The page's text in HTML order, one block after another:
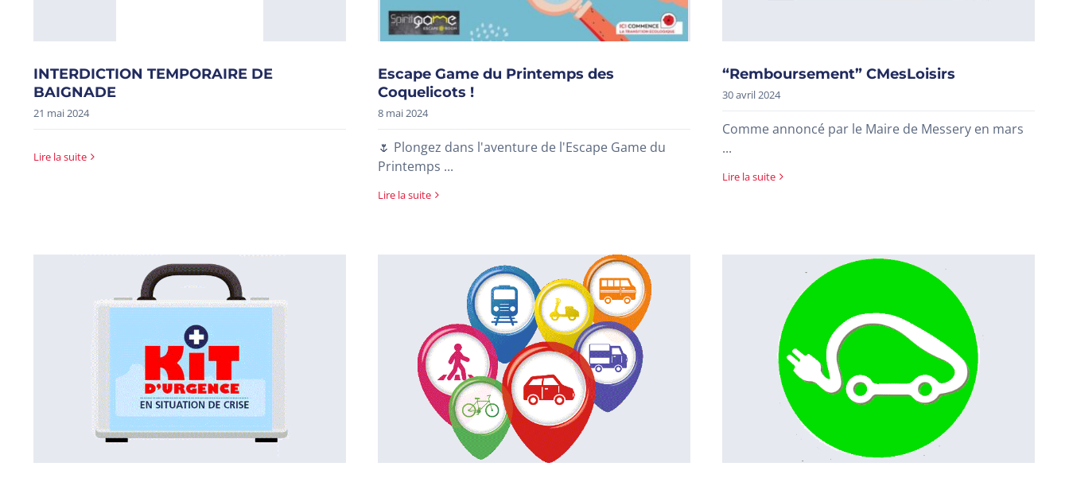
INTERDICTION TEMPORAIRE DE
BAIGNADE
21 mai 2024
Lire la suite
Escape Game du Printemps des
Coquelicots !
8 mai 2024
🌷 Plongez dans l'aventure de l'Escape Game du
Printemps ...
Lire la suite
“Remboursement” CMesLoisirs
30 avril 2024
Comme annoncé par le Maire de Messery en mars
...
Lire la suite